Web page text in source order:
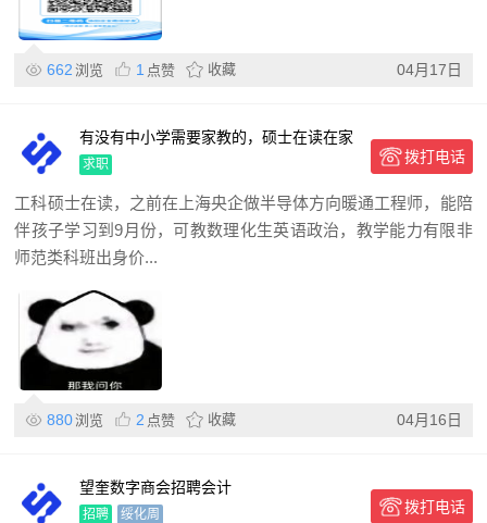
662 浏览 1 点赞 收藏 04月17日
有没有中小学需要家教的，硕士在读在家
呆着无聊，想赚个零花钱
求职 拨打电话
工科硕士在读，之前在上海央企做半导体方向暖通工程师，能陪
伴孩子学习到9月份，可教数理化生英语政治，教学能力有限非
师范类科班出身价...
880浏览 2 点赞 收藏 04月16日
望奎数字商会招聘会计
招聘 绥化周 拨打电话